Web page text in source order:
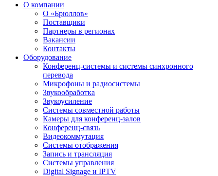
О компании
О «Брюллов»
Поставщики
Партнеры в регионах
Вакансии
Контакты
Оборудование
Конференц-системы и системы синхронного
перевода
Микрофоны и радиосистемы
Звукообработка
Звукоусиление
Системы совместной работы
Камеры для конференц-залов
Конференц-связь
Видеокоммутация
Системы отображения
Запись и трансляция
Системы управления
Digital Signage и IPTV